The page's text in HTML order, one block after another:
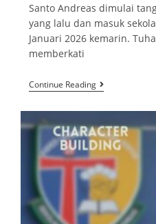
Santo Andreas dimulai
yang lalu dan masuk
Januari 2026 kemarin.
memberkati
Continue Reading